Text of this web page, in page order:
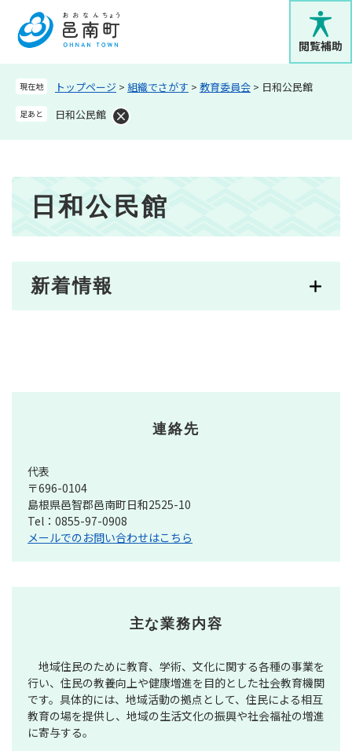
。
メニューを飛ばして本文へ
閲覧補助
現在地 トップページ > 組織でさがす > 教育委員会 > 日和公民館
足あと 日和公民館
日和公民館
新着情報
連絡先
代表
〒696-0104
島根県邑智郡邑南町日和2525-10
Tel：0855-97-0908
メールでのお問い合わせはこちら
主な業務内容
地域住民のために教育、学術、文化に関する各種の事業を
行い、住民の教養向上や健康増進を目的とした社会教育機関
です。具体的には、地域活動の拠点として、住民による相互
教育の場を提供し、地域の生活文化の振興や社会福祉の増進
に寄与する。